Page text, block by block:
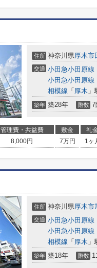
住所 神奈川県厚木市
交通 小田急小田原線
小田急小田原線
相模線 「 厚木
築年 築28年 階数 7
管理費・共益費 敷金 礼
8,000円 7万円 1ヶ
住所 神奈川県厚木市
交通 小田急小田原線
小田急小田原線
相模線 「 厚木
築年 築18年 階数